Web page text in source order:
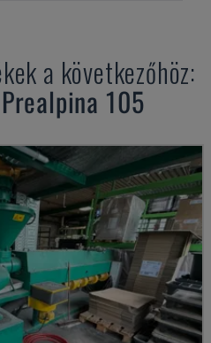
a következőhöz:
Prealpina 105